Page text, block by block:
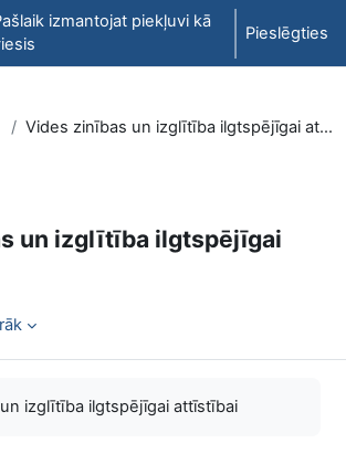
izmantojat piekļuvi kā
Pieslēgties
Vides zinības un izglītība ilgtspējīgai attīstībai
un izglītība ilgtspējīgai
izglītība ilgtspējīgai attīstībai